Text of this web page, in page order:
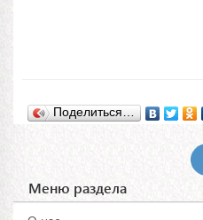
Поделиться…
Меню раздела